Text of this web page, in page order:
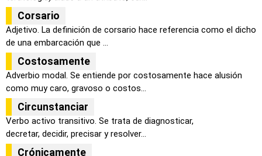
Corsario
Adjetivo. La definición de corsario hace referencia como el dicho
de una embarcación que ...
Costosamente
Adverbio modal. Se entiende por costosamente hace alusión
como muy caro, gravoso o costos...
Circunstanciar
Verbo activo transitivo. Se trata de diagnosticar,
decretar, decidir, precisar y resolver...
Crónicamente